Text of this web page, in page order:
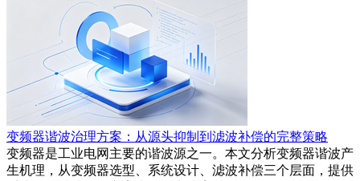
变频器谐波治理方案：从源头抑制到滤波补偿的完整策略
变频器是工业电网主要的谐波源之一。本文分析变频器谐波产
生机理，从变频器选型、系统设计、滤波补偿三个层面，提供